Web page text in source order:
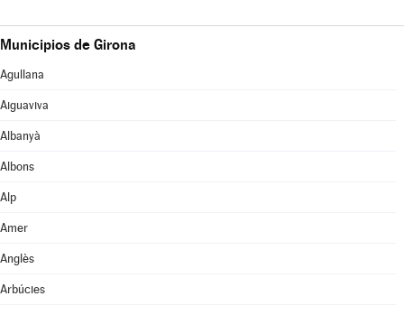
Municipios de Girona
Agullana
Aiguaviva
Albanyà
Albons
Alp
Amer
Anglès
Arbúcies